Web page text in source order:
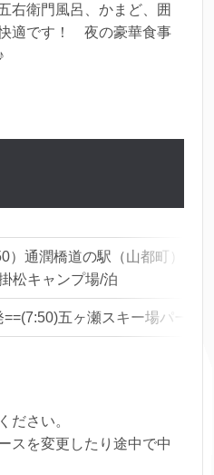
衛門風呂、かまど、囲
適です！ 夜の豪華食事
）通潤橋道の駅（山都町）
服掛松キャンプ
発==(7:50)五ヶ瀬スキ
ださい。
スを変更したり途中で中